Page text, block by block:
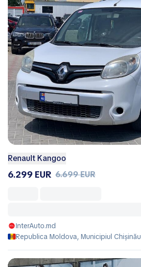
Renault Kangoo
6.299 EUR 6.699 EUR
InterAuto.md
Republica Moldova, Municipiul Chișinău